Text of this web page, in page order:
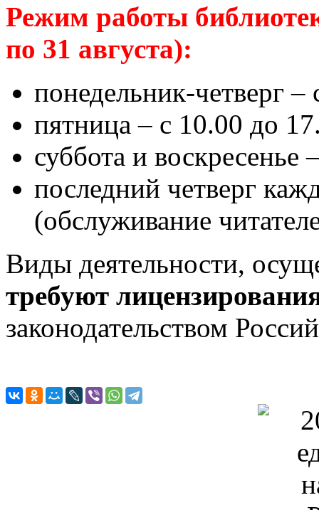
Режим работы
по 31 августа):
понедельник-четверг
пятница – с 10.00 до
суббота и
последний четверг
(обслуживание
Виды деятельности,
требуют
законодательством